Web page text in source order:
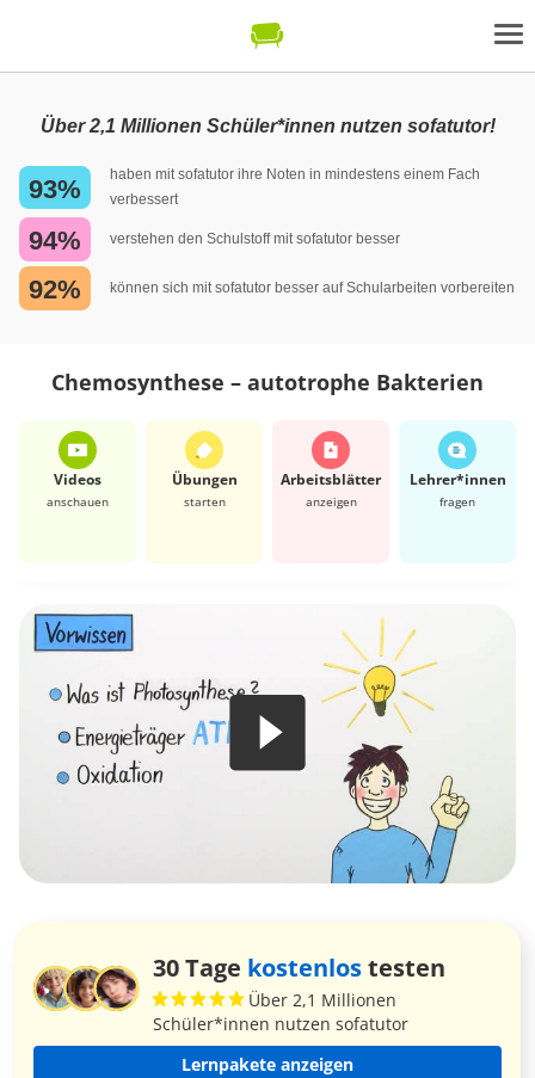
Über 2,1 Millionen Schüler*innen nutzen sofatutor!
93%
haben mit sofatutor ihre Noten in mindestens einem Fach
verbessert
94% verstehen den Schulstoff mit sofatutor besser
92% können sich mit sofatutor besser auf Schularbeiten vorbereiten
Chemosynthese – autotrophe Bakterien
Videos
anschauen
Übungen
starten
Arbeits­blätter
anzeigen
Lehrer*​innen
fragen
30 Tage kostenlostesten
Über 2,1 Millionen
Schüler*innen nutzen sofatutor
Lernpakete anzeigen